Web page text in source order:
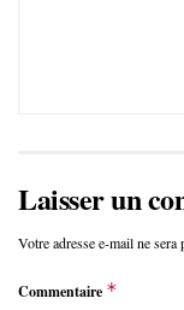
Laisser un
Votre adresse e-mail ne sera
Commentaire *